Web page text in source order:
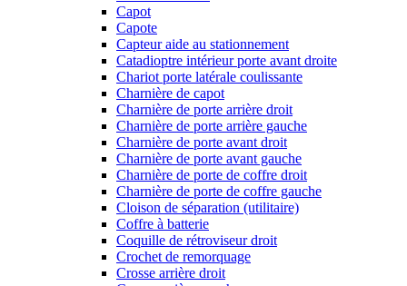
Capot
Capote
Capteur aide au stationnement
Catadioptre intérieur porte avant droite
Chariot porte latérale coulissante
Charnière de capot
Charnière de porte arrière droit
Charnière de porte arrière gauche
Charnière de porte avant droit
Charnière de porte avant gauche
Charnière de porte de coffre droit
Charnière de porte de coffre gauche
Cloison de séparation (utilitaire)
Coffre à batterie
Coquille de rétroviseur droit
Crochet de remorquage
Crosse arrière droit